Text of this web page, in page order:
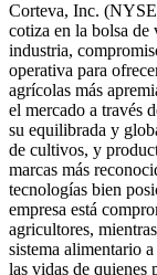
Corteva, Inc.
cotiza en la bolsa
industria,
operativa para
agrícolas más
el mercado a través
su equilibrada y
de cultivos, y
marcas más
tecnologías bien
empresa está
agricultores,
sistema alimentario
las vidas de quienes